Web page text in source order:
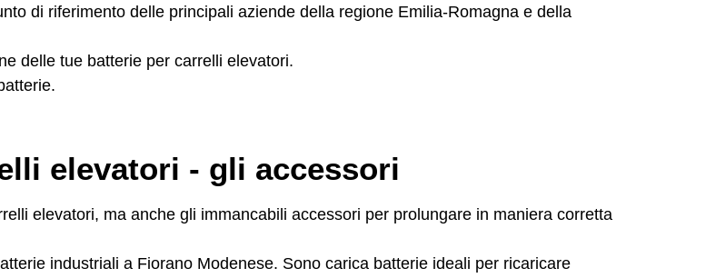
di riferimento delle principali aziende della regione Emilia-Romagna e della
delle tue batterie per carrelli elevatori.
elevatori - gli accessori
elevatori, ma anche gli immancabili accessori per prolungare in maniera corretta
industriali a Fiorano Modenese. Sono carica batterie ideali per ricaricare